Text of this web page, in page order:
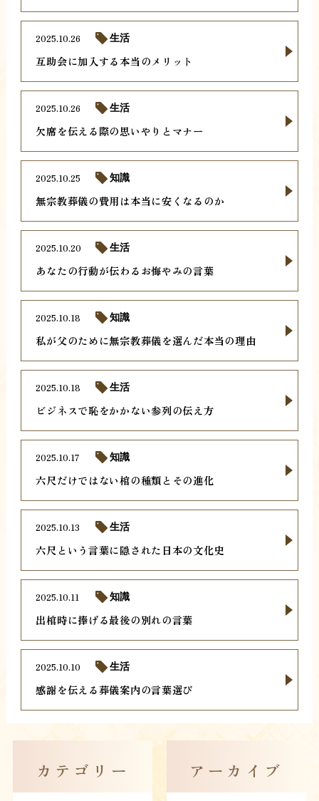
互助会に加入する本当のメリット
2025.10.26 生活
欠席を伝える際の思いやりとマナー
2025.10.26 生活
無宗教葬儀の費用は本当に安くなるのか
2025.10.25 知識
あなたの行動が伝わるお悔やみの言葉
2025.10.20 生活
私が父のために無宗教葬儀を選んだ本当の理由
2025.10.18 知識
ビジネスで恥をかかない参列の伝え方
2025.10.18 生活
六尺だけではない棺の種類とその進化
2025.10.17 知識
六尺という言葉に隠された日本の文化史
2025.10.13 生活
出棺時に捧げる最後の別れの言葉
2025.10.11 知識
感謝を伝える葬儀案内の言葉選び
2025.10.10 生活
カテゴリー アーカイブ